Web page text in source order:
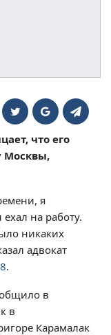
что его
Москвы,
я
на работу.
никаких
адвокат
.
в
в
Карамалак